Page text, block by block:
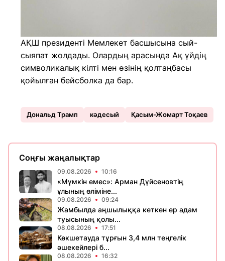
АҚШ президенті Мемлекет басшысына сый-
сыяпат жолдады. Олардың арасында Ақ үйдің
символикалық кілті мен өзінің қолтаңбасы
қойылған бейсболка да бар.
Дональд Трамп кәдесый Қасым-Жомарт Тоқаев
Соңғы жаңалықтар
09.08.2026 10:16
«Мүмкін емес»: Арман Дүйсеновтің
ұлының өліміне...
09.08.2026 09:24
Жамбылда аңшылыққа кеткен ер адам
туысының қолы...
08.08.2026 17:51
Көкшетауда тұрғын 3,4 млн теңгелік
әшекейлері б...
08.08.2026 16:32